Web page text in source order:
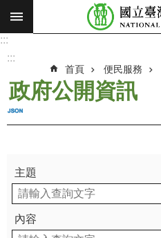
跳到主要內容區塊
搜
願
景
最
新
消
息
:::
:::
首頁 便民服務
政府公開資訊
主題
內容